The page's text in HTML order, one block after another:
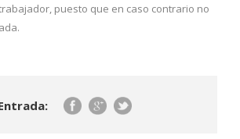
puesto que en caso contrario no